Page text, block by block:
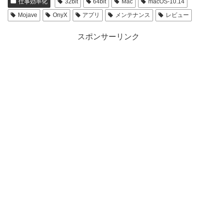
仕事効率化 32bit 64bit Mac
macOS-10.14
Mojave
OnyX アプリ メンテナンス レビュー
スポンサーリンク